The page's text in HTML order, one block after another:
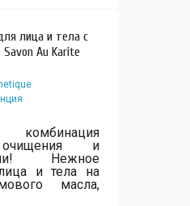
лица и тела с
Au Karite
комбинация
и
Нежное
и тела на
масла,